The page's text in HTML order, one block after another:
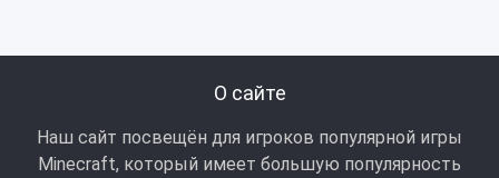
О сайте
Наш сайт посвещён для игроков популярной игры
Minecraft, который имеет большую популярность